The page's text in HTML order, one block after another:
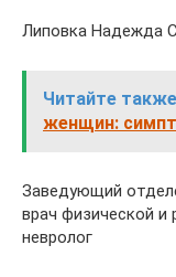
Липовка Надежда
Читайте
женщин:
Заведующий
врач физической и
невролог